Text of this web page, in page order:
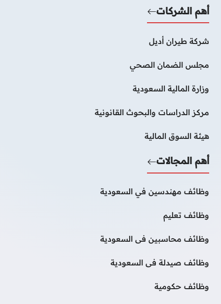
أهم الشركات
شركة طيران أديل
مجلس الضمان الصحي
وزارة المالية السعودية
مركز الدراسات والبحوث القانونية
هيئة السوق المالية
أهم المجالات
وظائف مهندسين في السعودية
وظائف تعليم
وظائف محاسبين فى السعودية
وظائف صيدلة فى السعودية
وظائف حكومية